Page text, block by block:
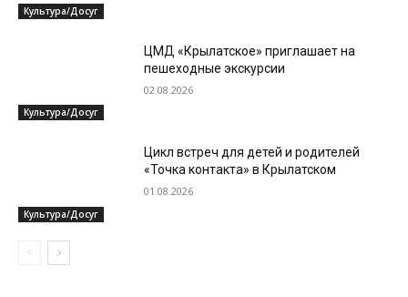
Культура/Досуг
Культура/Досуг
ЦМД «Крылатское» приглашает на
пешеходные экскурсии
02.08.2026
Культура/Досуг
Цикл встреч для детей и родителей
«Точка контакта» в Крылатском
01.08.2026